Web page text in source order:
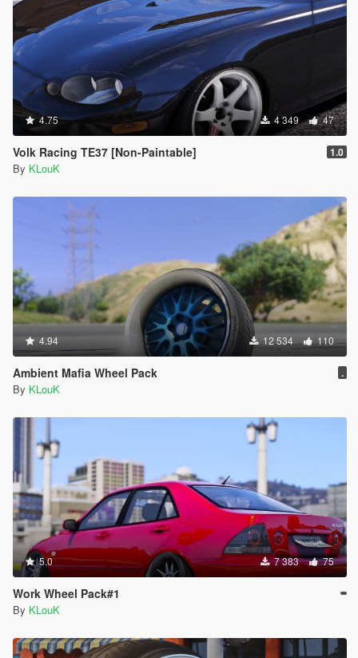
4.75 4 349 47
Volk Racing TE37 [Non-Paintable] 1.0
By KLouK
4.94 12 534 110
Ambient Mafia Wheel Pack .
By KLouK
5.0 7 383 75
Work Wheel Pack#1
By KLouK